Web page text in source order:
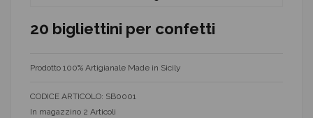
20 bigliettini per confetti
Prodotto 100% Artigianale Made in Sicily
CODICE ARTICOLO: SB0001
In magazzino 2 Articoli